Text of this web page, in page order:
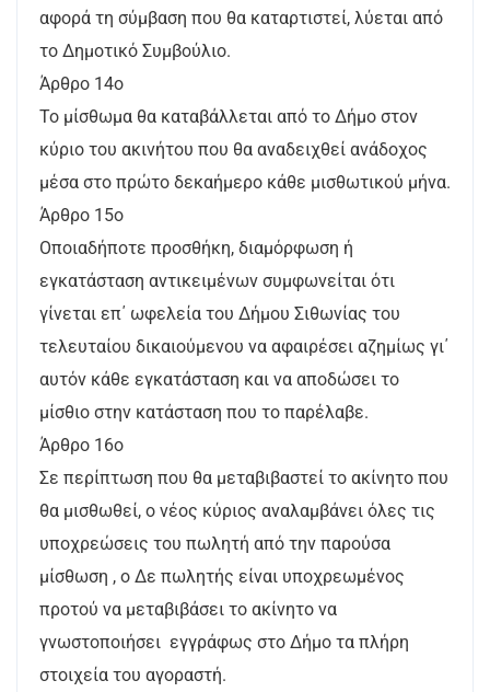
αφορά τη σύμβαση που θα καταρτιστεί, λύεται από
το Δημοτικό Συμβούλιο.
Άρθρο 14ο
Το μίσθωμα θα καταβάλλεται από το Δήμο στον
κύριο του ακινήτου που θα αναδειχθεί ανάδοχος
μέσα στο πρώτο δεκαήμερο κάθε μισθωτικού μήνα.
Άρθρο 15ο
Οποιαδήποτε προσθήκη, διαμόρφωση ή
εγκατάσταση αντικειμένων συμφωνείται ότι
γίνεται επ΄ ωφελεία του Δήμου Σιθωνίας του
τελευταίου δικαιούμενου να αφαιρέσει αζημίως γι΄
αυτόν κάθε εγκατάσταση και να αποδώσει το
μίσθιο στην κατάσταση που το παρέλαβε.
Άρθρο 16ο
Σε περίπτωση που θα μεταβιβαστεί το ακίνητο που
θα μισθωθεί, ο νέος κύριος αναλαμβάνει όλες τις
υποχρεώσεις του πωλητή από την παρούσα
μίσθωση , ο Δε πωλητής είναι υποχρεωμένος
προτού να μεταβιβάσει το ακίνητο να
γνωστοποιήσει εγγράφως στο Δήμο τα πλήρη
στοιχεία του αγοραστή.